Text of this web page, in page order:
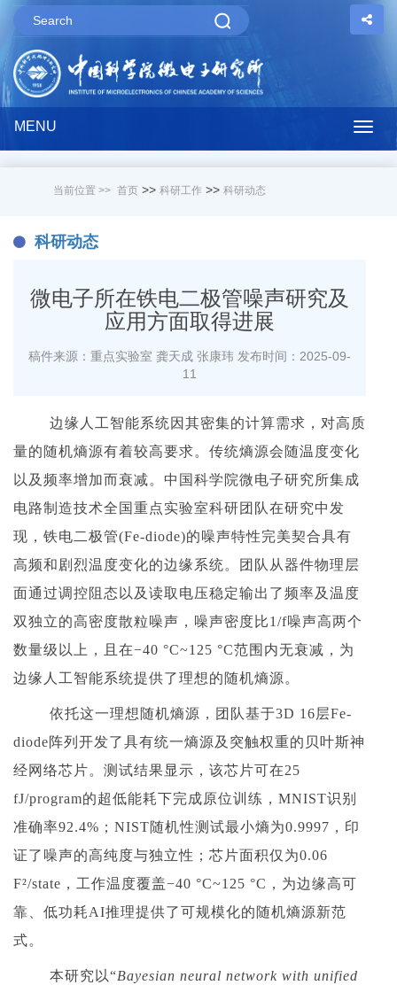
MENU
当前位置 >> 首页 >> 科研工作 >> 科研动态
科研动态
微电子所在铁电二极管噪声研究及
应用方面取得进展
稿件来源：重点实验室 龚天成 张康玮 发布时间：2025-09-
11
边缘人工智能系统因其密集的计算需求，对高质
量的随机熵源有着较高要求。传统熵源会随温度变化
以及频率增加而衰减。中国科学院微电子研究所集成
电路制造技术全国重点实验室科研团队在研究中发
现，铁电二极管(Fe-diode)的噪声特性完美契合具有
高频和剧烈温度变化的边缘系统。团队从器件物理层
面通过调控阻态以及读取电压稳定输出了频率及温度
双独立的高密度散粒噪声，噪声密度比1/f噪声高两个
数量级以上，且在−40 °C~125 °C范围内无衰减，为
边缘人工智能系统提供了理想的随机熵源。
依托这一理想随机熵源，团队基于3D 16层Fe-
diode阵列开发了具有统一熵源及突触权重的贝叶斯神
经网络芯片。测试结果显示，该芯片可在25
fJ/program的超低能耗下完成原位训练，MNIST识别
准确率92.4%；NIST随机性测试最小熵为0.9997，印
证了噪声的高纯度与独立性；芯片面积仅为0.06
F²/state，工作温度覆盖−40 °C~125 °C，为边缘高可
靠、低功耗AI推理提供了可规模化的随机熵源新范
式。
本研究以“Bayesian neural network with unified